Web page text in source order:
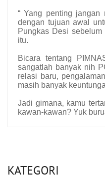
“ Yang penting jangan
dengan tujuan awal
Pungkas Desi
itu.
Bicara tentang
sangatlah banyak nih
relasi baru,
masih banyak
Jadi gimana, kamu
kawan-kawan? Yuk
KATEGORI